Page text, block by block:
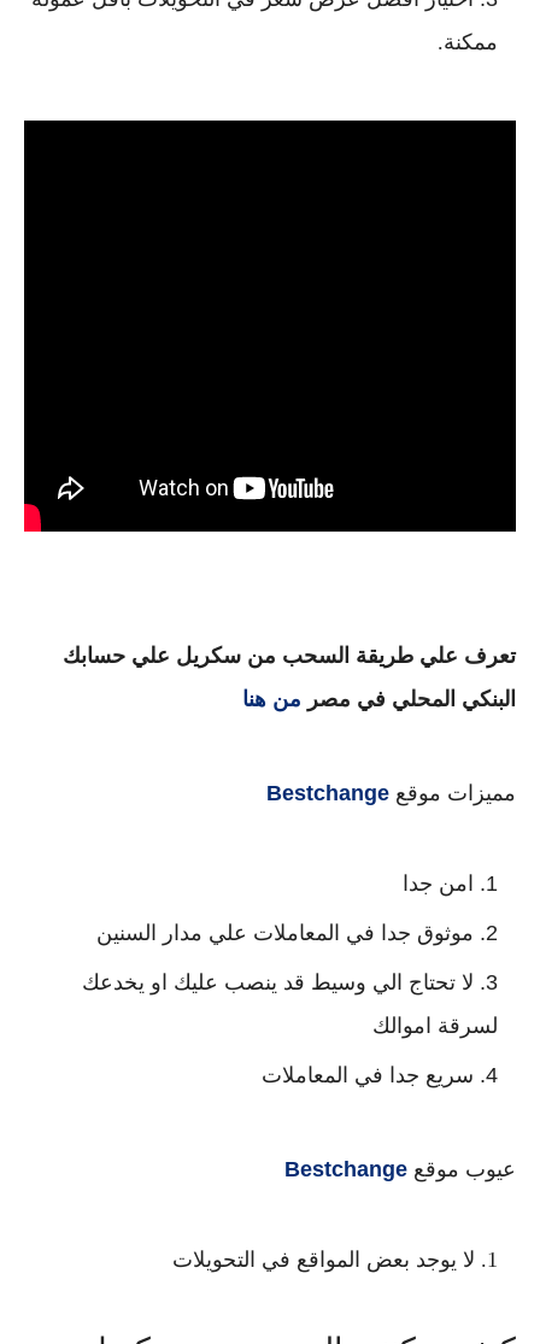
ممكنة.
تعرف علي طريقة السحب من سكريل علي حسابك
البنكي المحلي في مصر من هنا
مميزات موقع Bestchange
امن جدا
موثوق جدا في المعاملات علي مدار السنين
لا تحتاج الي وسيط قد ينصب عليك او يخدعك
لسرقة اموالك
سريع جدا في المعاملات
عيوب موقع Bestchange
لا يوجد بعض المواقع في التحويلات